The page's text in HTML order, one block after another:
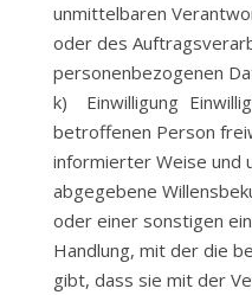
unmittelbaren
oder des
personenbezogenen
k) Einwilligung
betroffenen Person
informierter Weise und
abgegebene
oder einer sonstigen
Handlung, mit der die
gibt, dass sie mit der